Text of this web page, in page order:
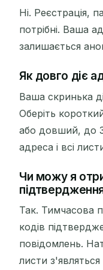
Ні. Реєстрація,
потрібні. Ваша
залишається
Як довго діє
Ваша скринька
Оберіть
або довший, до
адреса і всі
Чи можу я
Так. Тимчасова
кодів
повідомлень.
листи з'являться